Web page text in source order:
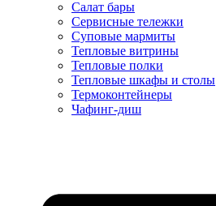
Салат бары
Сервисные тележки
Суповые мармиты
Тепловые витрины
Тепловые полки
Тепловые шкафы и столы
Термоконтейнеры
Чафинг-диш